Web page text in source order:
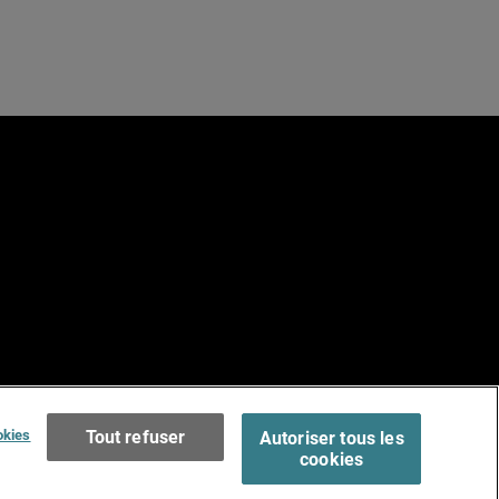
of Use >Tout refuser
Autoriser tous les
cookies